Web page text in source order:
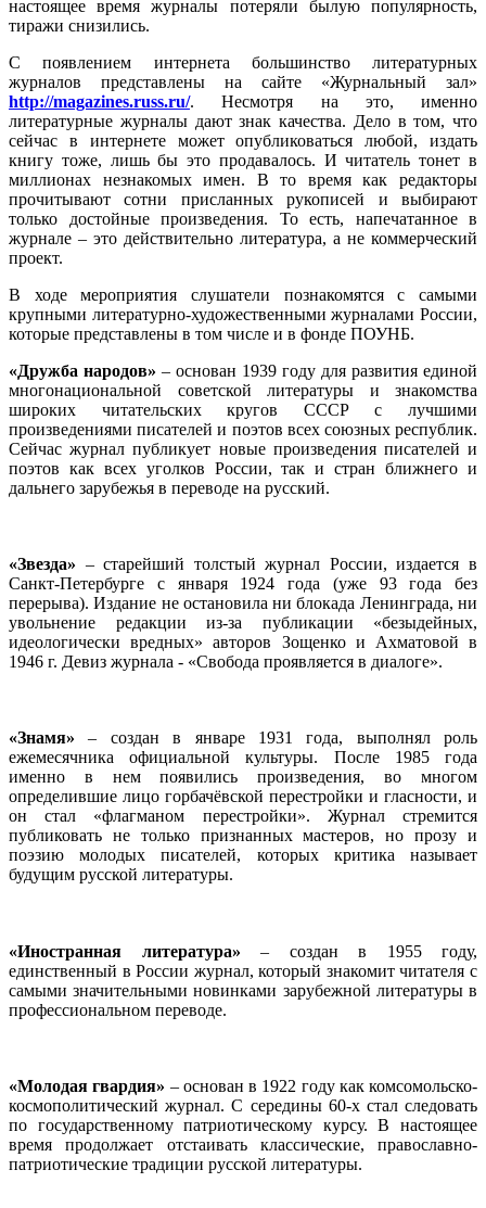
настоящее время журналы потеряли былую популярность,
тиражи снизились.
С появлением интернета большинство литературных
журналов представлены на сайте «Журнальный зал»
http://magazines.russ.ru/. Несмотря на это, именно
литературные журналы дают знак качества. Дело в том, что
сейчас в интернете может опубликоваться любой, издать
книгу тоже, лишь бы это продавалось. И читатель тонет в
миллионах незнакомых имен. В то время как редакторы
прочитывают сотни присланных рукописей и выбирают
только достойные произведения. То есть, напечатанное в
журнале – это действительно литература, а не коммерческий
проект.
В ходе мероприятия слушатели познакомятся с самыми
крупными литературно-художественными журналами России,
которые представлены в том числе и в фонде ПОУНБ.
«Дружба народов» – основан 1939 году для развития единой
многонациональной советской литературы и знакомства
широких читательских кругов СССР с лучшими
произведениями писателей и поэтов всех союзных республик.
Сейчас журнал публикует новые произведения писателей и
поэтов как всех уголков России, так и стран ближнего и
дальнего зарубежья в переводе на русский.
«Звезда» – старейший толстый журнал России, издается в
Санкт-Петербурге с января 1924 года (уже 93 года без
перерыва). Издание не остановила ни блокада Ленинграда, ни
увольнение редакции из-за публикации «безыдейных,
идеологически вредных» авторов Зощенко и Ахматовой в
1946 г. Девиз журнала - «Свобода проявляется в диалоге».
«Знамя» – создан в январе 1931 года, выполнял роль
ежемесячника официальной культуры. После 1985 года
именно в нем появились произведения, во многом
определившие лицо горбачёвской перестройки и гласности, и
он стал «флагманом перестройки». Журнал стремится
публиковать не только признанных мастеров, но прозу и
поэзию молодых писателей, которых критика называет
будущим русской литературы.
«Иностранная литература» – создан в 1955 году,
единственный в России журнал, который знакомит читателя с
самыми значительными новинками зарубежной литературы в
профессиональном переводе.
«Молодая гвардия» – основан в 1922 году как комсомольско-
космополитический журнал. С середины 60-х стал следовать
по государственному патриотическому курсу. В настоящее
время продолжает отстаивать классические, православно-
патриотические традиции русской литературы.